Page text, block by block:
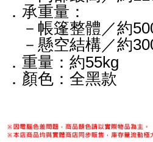
．承重量：
－帳篷整體／約
－懸空結構／約
．重量：約55kg
．顏色：全黑款